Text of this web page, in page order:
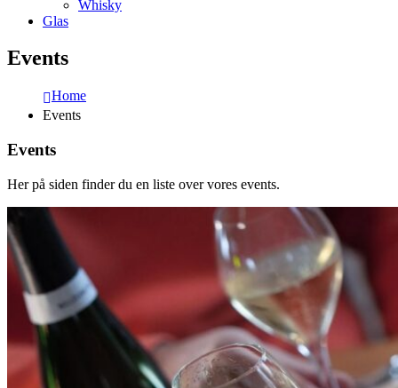
Whisky
Glas
Events
Home
Events
Events
Her på siden finder du en liste over vores events.